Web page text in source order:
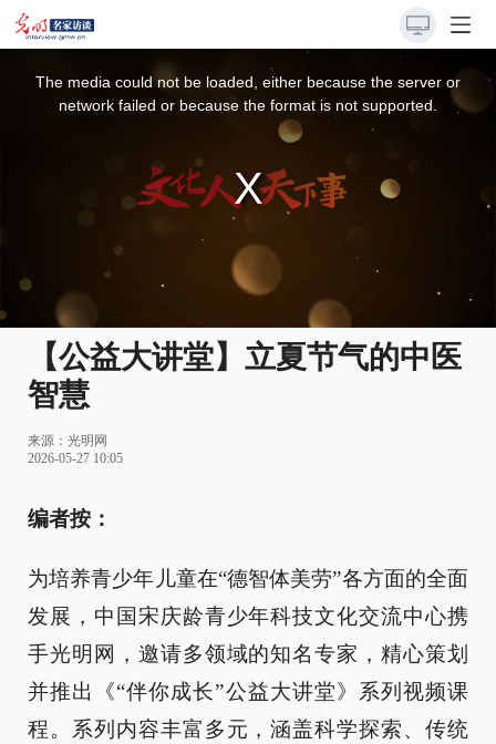
The media could not be loaded, either because the server or
network failed or because the format is not supported.
【公益大讲堂】立夏节气的中医
智慧
来源： 光明网
2026-05-27 10:05
编者按：
为培养青少年儿童在“德智体美劳”各方面的全面
发展，中国宋庆龄青少年科技文化交流中心携
手光明网，邀请多领域的知名专家，精心策划
并推出《“伴你成长”公益大讲堂》系列视频课
程。系列内容丰富多元，涵盖科学探索、传统